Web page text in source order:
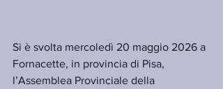
Si è svolta mercoledì 20 maggio 2026 a
Fornacette, in provincia di Pisa,
l’Assemblea Provinciale della